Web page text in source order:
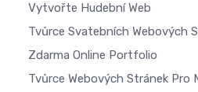
Vytvořte Hudební Web
Tvůrce Svatebních Webových
Zdarma Online Portfolio
Tvůrce Webových Stránek Pro